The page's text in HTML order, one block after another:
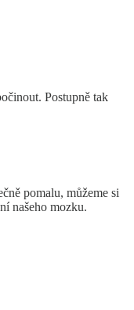
Postupně tak
pomalu, můžeme si
našeho mozku.